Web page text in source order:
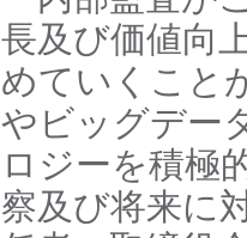
長及び価値向
めていくこと
やビッグデー
ロジーを積極
察及び将来に